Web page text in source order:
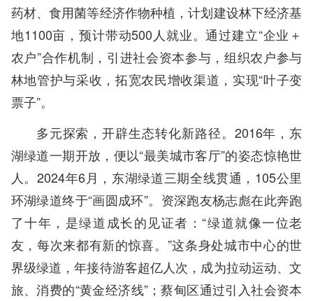
药材、食用菌等经济作物种植，计划建设林下经济基
地1100亩，预计带动500人就业。通过建立“企业＋
农户”合作机制，引进社会资本参与，组织农户参与
林地管护与采收，拓宽农民增收渠道，实现“叶子变
票子”。
多元探索，开辟生态转化新路径。2016年，东
湖绿道一期开放，便以“最美城市客厅”的姿态惊艳世
人。2024年6月，东湖绿道三期全线贯通，105公里
环湖绿道终于“画圆成环”。资深跑友杨志彪在此奔跑
了十年，是绿道成长的见证者：“绿道就像一位老
友，每次来都有新的惊喜。”这条身处城市中心的世
界级绿道，年接待游客超亿人次，成为拉动运动、文
旅、消费的“黄金经济线”；蔡甸区通过引入社会资本